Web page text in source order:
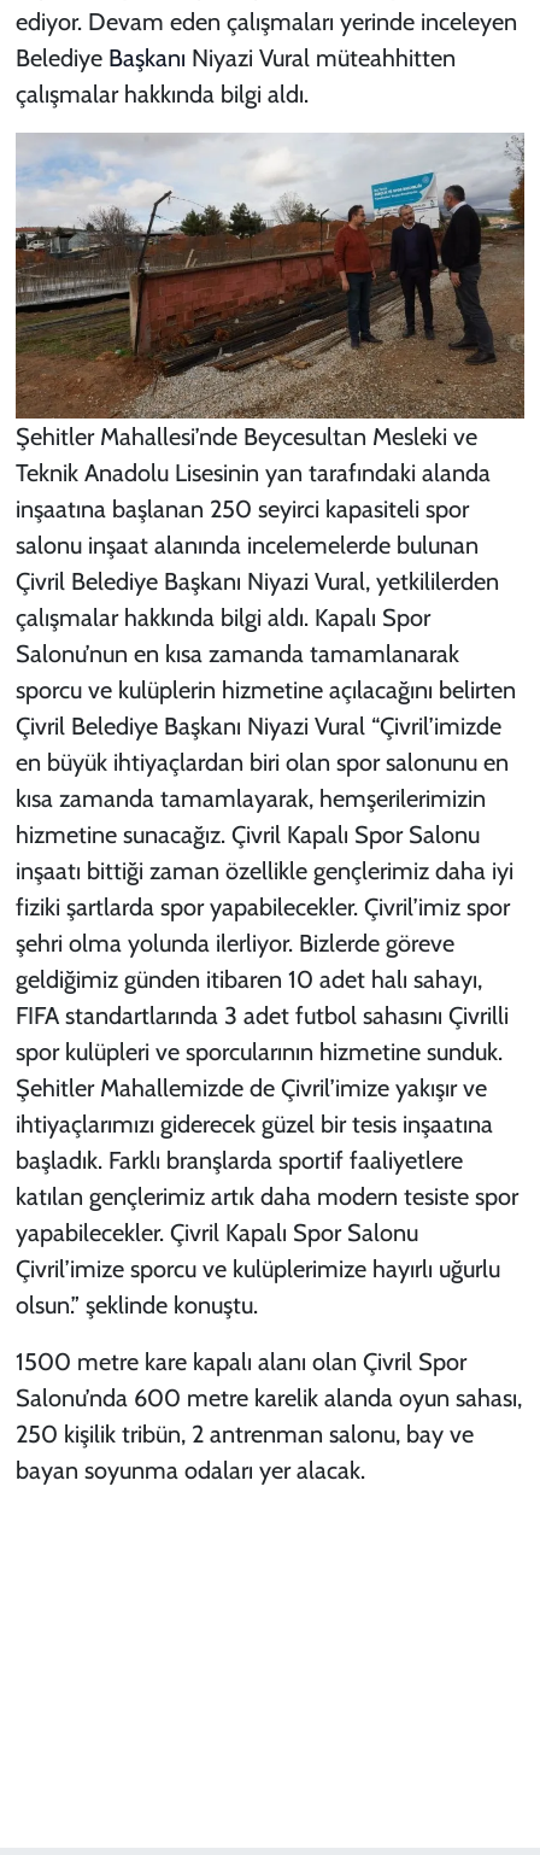
ediyor. Devam eden çalışmaları yerinde inceleyen
Belediye Başkanı Niyazi Vural müteahhitten
çalışmalar hakkında bilgi aldı.
Şehitler Mahallesi’nde Beycesultan Mesleki ve
Teknik Anadolu Lisesinin yan tarafındaki alanda
inşaatına başlanan 250 seyirci kapasiteli spor
salonu inşaat alanında incelemelerde bulunan
Çivril Belediye Başkanı Niyazi Vural, yetkililerden
çalışmalar hakkında bilgi aldı. Kapalı Spor
Salonu’nun en kısa zamanda tamamlanarak
sporcu ve kulüplerin hizmetine açılacağını belirten
Çivril Belediye Başkanı Niyazi Vural “Çivril’imizde
en büyük ihtiyaçlardan biri olan spor salonunu en
kısa zamanda tamamlayarak, hemşerilerimizin
hizmetine sunacağız. Çivril Kapalı Spor Salonu
inşaatı bittiği zaman özellikle gençlerimiz daha iyi
fiziki şartlarda spor yapabilecekler. Çivril’imiz spor
şehri olma yolunda ilerliyor. Bizlerde göreve
geldiğimiz günden itibaren 10 adet halı sahayı,
FIFA standartlarında 3 adet futbol sahasını Çivrilli
spor kulüpleri ve sporcularının hizmetine sunduk.
Şehitler Mahallemizde de Çivril’imize yakışır ve
ihtiyaçlarımızı giderecek güzel bir tesis inşaatına
başladık. Farklı branşlarda sportif faaliyetlere
katılan gençlerimiz artık daha modern tesiste spor
yapabilecekler. Çivril Kapalı Spor Salonu
Çivril’imize sporcu ve kulüplerimize hayırlı uğurlu
olsun.” şeklinde konuştu.
1500 metre kare kapalı alanı olan Çivril Spor
Salonu’nda 600 metre karelik alanda oyun sahası,
250 kişilik tribün, 2 antrenman salonu, bay ve
bayan soyunma odaları yer alacak.